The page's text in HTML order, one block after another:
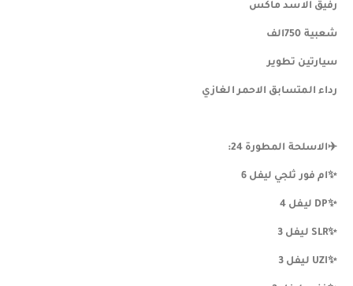
رفيق الاسد ماكس
شعبية 750الف
سيارتين تطوير
رداء المتسابق الاحمر الغازي
✈️الاسلحة المطورة 24:
✨️ام فور ثلجي ليفل 6
✨️DP ليفل 4
✨️SLR ليفل 3
✨️UZI ليفل 3